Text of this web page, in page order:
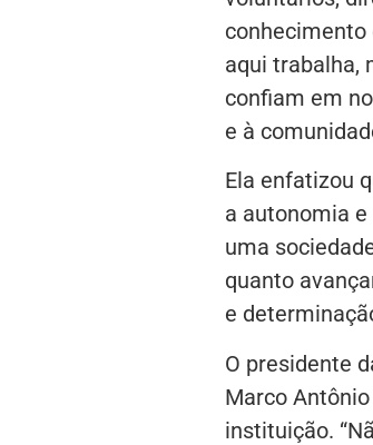
conhecimento
aqui trabalha,
confiam em
e à
Ela enfatizou
a autonomia
uma
quanto
e
O presidente
Marco
instituição.